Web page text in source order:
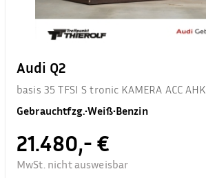
Audi Q2
basis 35 TFSI S tronic KAMERA ACC AHK
Gebrauchtfzg.•Weiß•Benzin
21.480,- €
MwSt. nicht ausweisbar